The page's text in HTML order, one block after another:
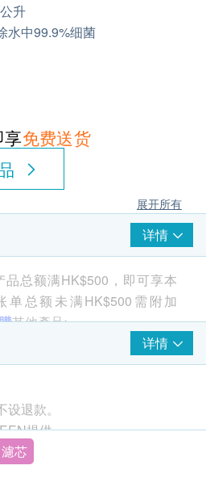
升
水中99.9%细菌
免费送货
展开所有
详情
品总额满HK$500，即可享本
单总额未满HK$500需附加
其他產品>
, DWS2500T-CN 智能滤水
C-CN为相同产品。
: DWS2500C-KR
H x 27cm W x 8cm D
详情
退款。
提供。
及健康網購保留最
芯